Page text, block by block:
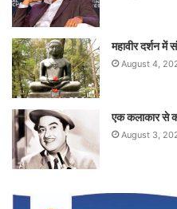
महावीर दर्शन में
August 4,
एक कलाकार से
August 3,